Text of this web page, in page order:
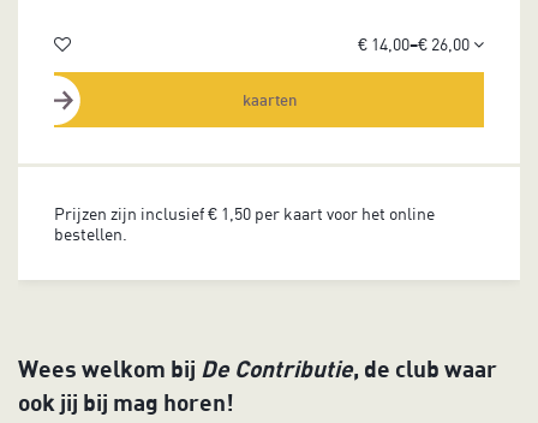
€ 14,00–€ 26,00
kaarten
Prijzen zijn inclusief € 1,50 per kaart voor het online
bestellen.
Wees welkom bij De Contributie, de club waar
ook jij bij mag horen!